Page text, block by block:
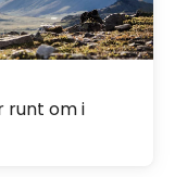
runt om i